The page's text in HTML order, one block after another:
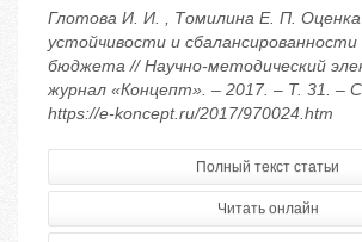
Глотова И. И. , Томилина Е. П.
устойчивости и
бюджета // Научно-методический
журнал «Концепт». – 2017. – Т. 31. –
https://e-koncept.ru/2017/970024.htm
Полный текст статьи
Читать онлайн